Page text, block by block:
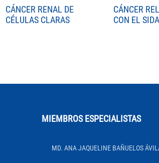
CÁNCER RENAL DE
CÉLULAS CLARAS
CÁNCER
CON EL SIDA
MIEMBROS ESPECIALISTAS
MD. ANA JAQUELINE BAÑUELOS